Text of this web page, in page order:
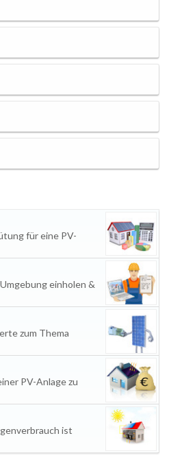
für eine PV-
einholen &
zum Thema
PV-Anlage zu
ist